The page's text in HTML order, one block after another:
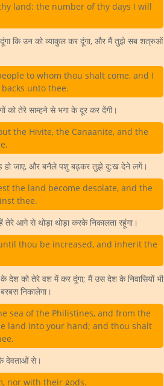
land: the number of thy days I will
कि उन को व्याकुल कर दूंगा, और मैं तुझे सब शत्रुओं
to whom thou shalt come, and I
unto thee.
को तेरे साम्हने से भगा के दूर कर देंगी।
the Hivite, the Canaanite, and the
हो जाए, और बनैले पशु बढ़कर तुझे दु:ख देने लगें।
the land become desolate, and the
thee.
आगे से थोड़ा थोड़ा करके निकालता रहूंगा।
thou be increased, and inherit the
को तेरे वश में कर दूंगा; मैं उस देश के निवासियों भी
निकालेगा।
sea of the Philistines, and from the
land into your hand; and thou shalt
देवताओं से।
nor with their gods.